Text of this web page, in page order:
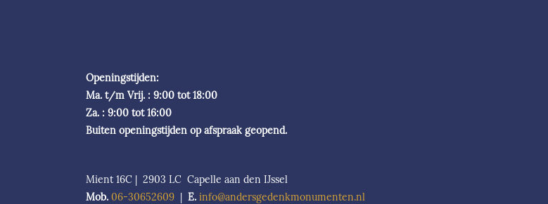
Openingstijden:
Ma. t/m Vrij. : 9:00 tot 18:00
Za. : 9:00 tot 16:00
Buiten openingstijden op afspraak geopend.
Mient 16C | 2903 LC Capelle aan den IJssel
Mob. 06-30652609 | E. info@andersgedenkmonumenten.nl